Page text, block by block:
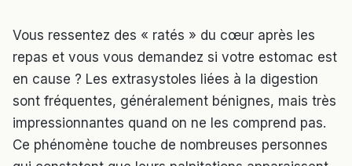
Vous ressentez des « ratés » du cœur après les
repas et vous vous demandez si votre estomac est
en cause ? Les extrasystoles liées à la digestion
sont fréquentes, généralement bénignes, mais très
impressionnantes quand on ne les comprend pas.
Ce phénomène touche de nombreuses personnes